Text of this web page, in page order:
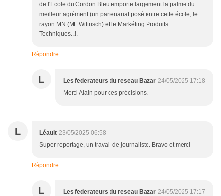
de l'Ecole du Cordon Bleu emporte largement la palme du
meilleur agrément (un partenariat posé entre cette école, le
rayon MN (MF Wittrisch) et le Markéting Produits
Techniques...!.
Répondre
L Les federateurs du reseau Bazar 24/05/2025 17:18
Merci Alain pour ces précisions.
L Léault 23/05/2025 06:58
Super reportage, un travail de journaliste. Bravo et merci
Répondre
L Les federateurs du reseau Bazar 24/05/2025 17:17